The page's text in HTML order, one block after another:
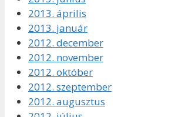
2013. április
2013. január
2012. december
2012. november
2012. október
2012. szeptember
2012. augusztus